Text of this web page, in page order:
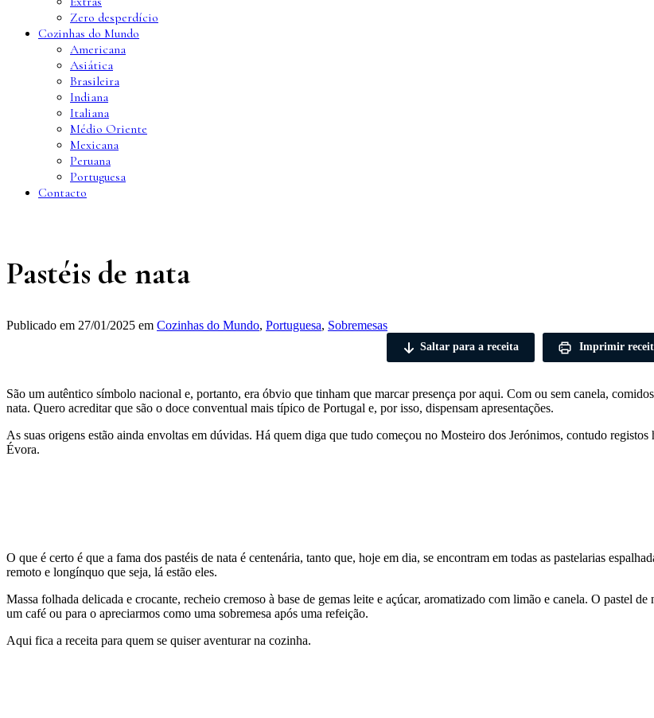
Zero desperdício
Cozinhas do Mundo
Americana
Asiática
Brasileira
Indiana
Italiana
Médio Oriente
Mexicana
Peruana
Portuguesa
Contacto
Pastéis de nata
Publicado em 27/01/2025 em Cozinhas do Mundo, Portuguesa, Sobremesas
Saltar para a receita Imprimir
São um autêntico símbolo nacional e, portanto, era óbvio que tinham que marcar presença por aqui. Com ou sem canela,
nata. Quero acreditar que são o doce conventual mais típico de Portugal e, por isso, dispensam apresentações.
As suas origens estão ainda envoltas em dúvidas. Há quem diga que tudo começou no Mosteiro dos Jerónimos, contudo
Évora.
O que é certo é que a fama dos pastéis de nata é centenária, tanto que, hoje em dia, se encontram em todas as pastelarias
remoto e longínquo que seja, lá estão eles.
Massa folhada delicada e crocante, recheio cremoso à base de gemas leite e açúcar, aromatizado com limão e canela. O pastel
um café ou para o apreciarmos como uma sobremesa após uma refeição.
Aqui fica a receita para quem se quiser aventurar na cozinha.